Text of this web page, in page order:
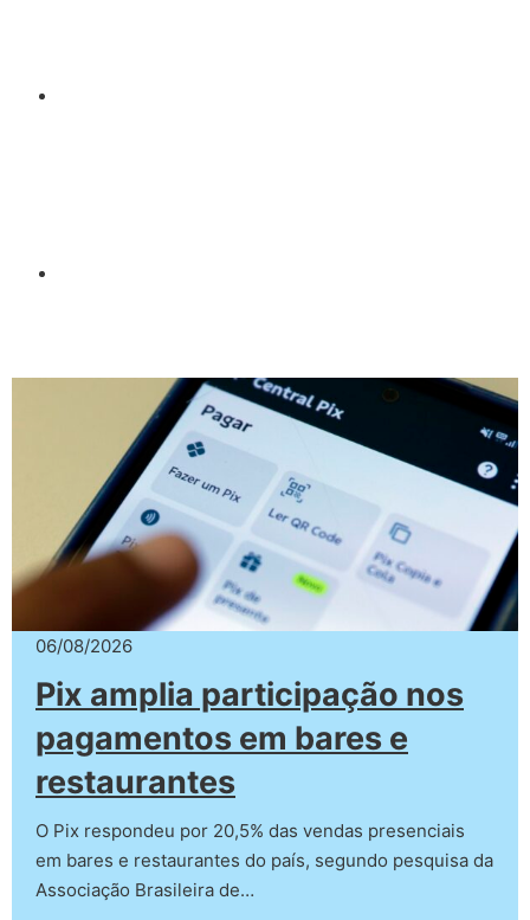
06/08/2026
Pix amplia participação nos
pagamentos em bares e
restaurantes
O Pix respondeu por 20,5% das vendas presenciais
em bares e restaurantes do país, segundo pesquisa da
Associação Brasileira de…